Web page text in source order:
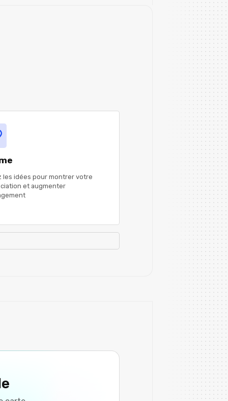
les idées pour montrer votre
et augmenter